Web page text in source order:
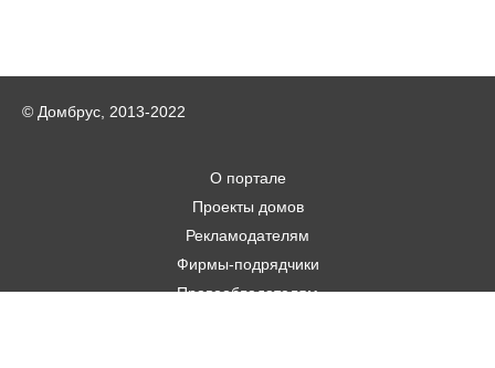
© Домбрус, 2013-2022
О портале
Проекты домов
Рекламодателям
Фирмы-подрядчики
Правообладателям